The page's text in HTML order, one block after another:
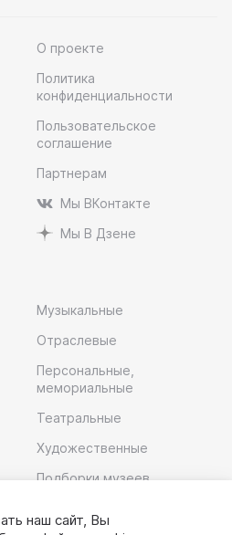
О проекте
Политика
конфиденциальности
Пользовательское
соглашение
Партнерам
Мы ВКонтакте
Мы В Дзене
Музыкальные
Отраслевые
Персональные,
мемориальные
Театральные
Художественные
Подборки музеев
наш сайт, Вы